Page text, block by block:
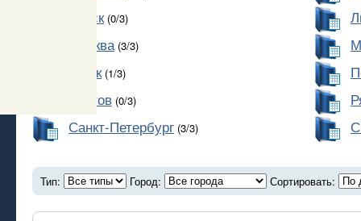
Курск(0/3)
Москва(3/3)
Омск(1/3)
Ростов (0/3)
Санкт-Петербург (3/3)
Тип: Город: Сортировать: